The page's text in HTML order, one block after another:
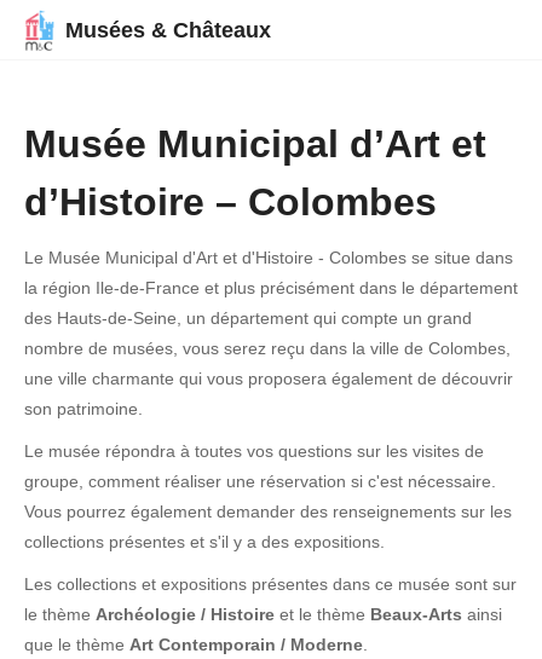
Musées & Châteaux
Musée Municipal d’Art et
d’Histoire – Colombes
Le Musée Municipal d'Art et d'Histoire - Colombes se situe dans
la région Ile-de-France et plus précisément dans le département
des Hauts-de-Seine, un département qui compte un grand
nombre de musées, vous serez reçu dans la ville de Colombes,
une ville charmante qui vous proposera également de découvrir
son patrimoine.
Le musée répondra à toutes vos questions sur les visites de
groupe, comment réaliser une réservation si c'est nécessaire.
Vous pourrez également demander des renseignements sur les
collections présentes et s'il y a des expositions.
Les collections et expositions présentes dans ce musée sont sur
le thème Archéologie / Histoire et le thème Beaux-Arts ainsi
que le thème Art Contemporain / Moderne